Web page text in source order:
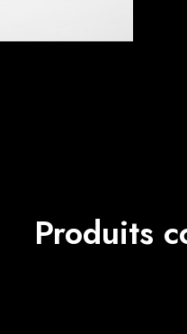
Produits